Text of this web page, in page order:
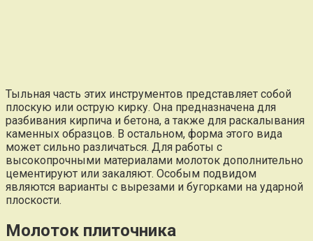
Тыльная часть этих инструментов представляет собой
плоскую или острую кирку. Она предназначена для
разбивания кирпича и бетона, а также для раскалывания
каменных образцов. В остальном, форма этого вида
может сильно различаться. Для работы с
высокопрочными материалами молоток дополнительно
цементируют или закаляют. Особым подвидом
являются варианты с вырезами и бугорками на ударной
плоскости.
Молоток плиточника